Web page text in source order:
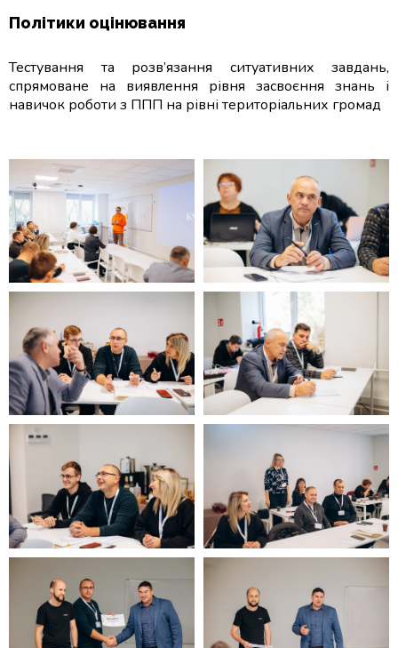
Політики оцінювання
Тестування та розв’язання ситуативних завдань,
спрямоване на виявлення рівня засвоєння знань і
навичок роботи з ППП на рівні територіальних громад